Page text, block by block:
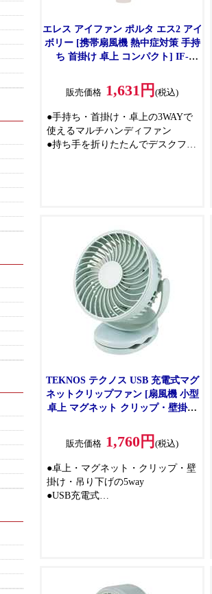
エレス アイファン ポルタ エス2 アイ
ボリー [携帯扇風機 熱中症対策 手持
ち 首掛け 卓上 コンパクト] IF-
販売価格 1,631円(税込)
●手持ち・首掛け・卓上の3WAYで
使えるマルチハンディファン
●持ち手を折りたたんでデスクファ
●ボタンを押せば充電残量(4段階)
がひと目で分かるので、こまめな
充電管理も
●コンパクトに折りたためるから持
ち運びもスムーズ
●前面ガードは取り外してお手入れ
できるので、いつでも清潔に使え
●様々なシーンに対応できるスタン
TEKNOS テクノス USB 充電式マグ
ネットクリップファン [扇風機 小型
卓上 マグネット クリップ・壁掛け
イトブルー
販売価格 1,760円(税込)
●卓上・マグネット・クリップ・壁
掛け・吊り下げの5way
●USB充電式